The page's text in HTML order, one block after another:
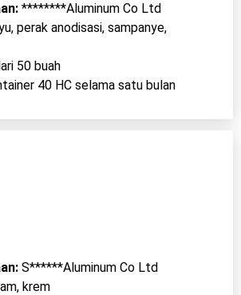
********Aluminum Co Ltd
perak anodisasi, sampanye,
50 buah
40 HC selama satu bulan
S******Aluminum Co Ltd
krem